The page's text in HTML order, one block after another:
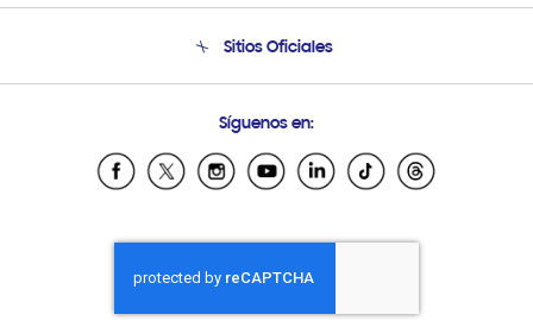
Condiciones de Compra
Soporte vía eMail
Sitios Oficiales
Samsung Ecuador
Samsung El Salvador
Samsung Honduras
Samsung Nicaragua
Síguenos en: